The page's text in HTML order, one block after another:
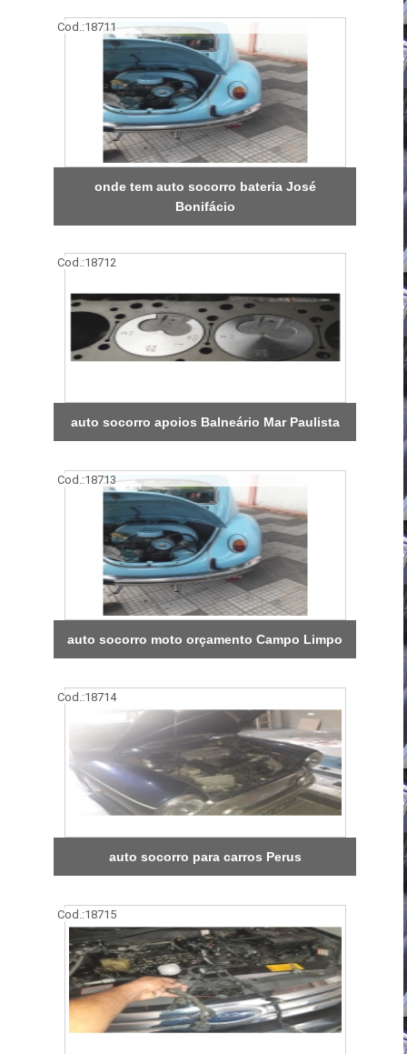
Cod.:18711
onde tem auto socorro bateria José
Bonifácio
Cod.:18712
auto socorro apoios Balneário Mar Paulista
Cod.:18713
auto socorro moto orçamento Campo Limpo
Cod.:18714
auto socorro para carros Perus
Cod.:18715